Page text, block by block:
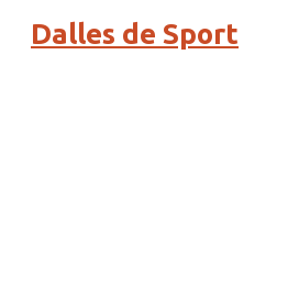
Dalles de Sport